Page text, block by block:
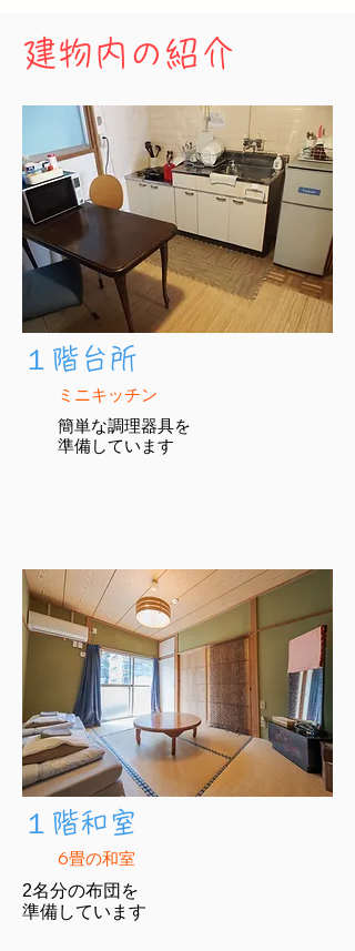
建物内の紹介
​１階台所
ミニキッチン
簡単な調理器具を
​準備しています
​１階和室
6畳の和室
2名分の布団を
​準備しています